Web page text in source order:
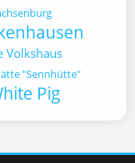
Volkshaus
"Sennhütte"
Pig